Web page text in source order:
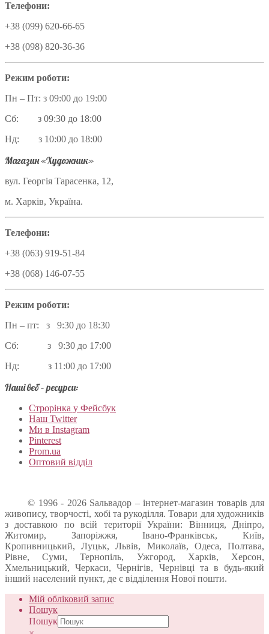
Телефони:
+38 (099) 620-66-65
+38 (098) 820-36-36
Режим роботи:
Пн – Пт: з 09:00 до 19:00
Сб: з 09:30 до 18:00
Нд: з 10:00 до 18:00
Магазин «Художник»
вул. Георгія Тарасенка, 12,
м. Харків, Україна.
Телефони:
+38 (063) 919-51-84
+38 (068) 146-07-55
Режим роботи:
Пн – пт: з 9:30 до 18:30
Сб: з 9:30 до 17:00
Нд: з 11:00 до 17:00
Наші веб – ресурси:
Строрінка у Фейсбук
Наш Twitter
Ми в Instagram
Pinterest
Prom.ua
Оптовий відділ
© 1996 - 2026 Sальвадор – інтернет-магазин товарів для
живопису, творчості, хобі та рукоділля. Товари для художників
з доставкою по всій території України: Вінниця, Дніпро,
Житомир, Запоріжжя, Івано-Франківськ, Київ,
Кропивницький, Луцьк, Львів, Миколаїв, Одеса, Полтава,
Рівне, Суми, Тернопіль, Ужгород, Харків, Херсон,
Хмельницький, Черкаси, Чернігів, Чернівці та в будь-який
інший населений пункт, де є відділення Нової пошти.
Мій обліковий запис
Пошук
Пошук